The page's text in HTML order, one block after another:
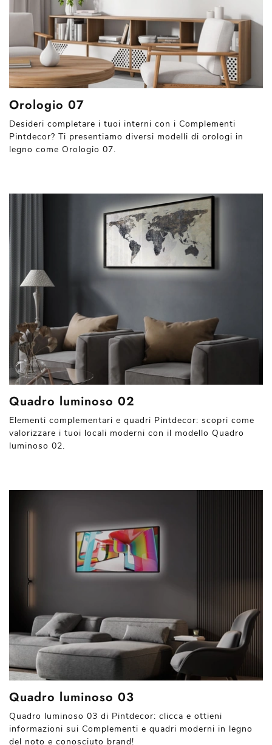
Orologio 07
Desideri completare i tuoi interni con i Complementi
Pintdecor? Ti presentiamo diversi modelli di orologi in
legno come Orologio 07.
Quadro luminoso 02
Elementi complementari e quadri Pintdecor: scopri come
valorizzare i tuoi locali moderni con il modello Quadro
luminoso 02.
Quadro luminoso 03
Quadro luminoso 03 di Pintdecor: clicca e ottieni
informazioni sui Complementi e quadri moderni in legno
del noto e conosciuto brand!